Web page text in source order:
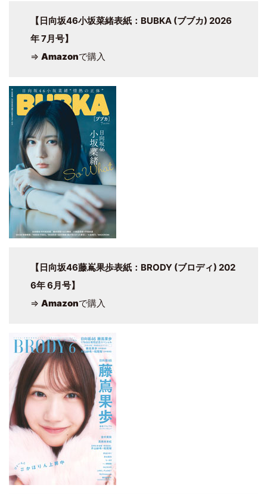
【日向坂46小坂菜緒表紙：BUBKA (ブブカ) 2026
年 7月号】
⇒ Amazonで購入
【日向坂46藤嶌果歩表紙：BRODY (ブロディ) 202
6年 6月号】
⇒ Amazonで購入